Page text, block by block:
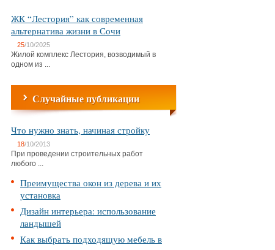
ЖК “Лестория” как современная
альтернатива жизни в Сочи
25/10/2025
Жилой комплекс Лестория, возводимый в
одном из ...
Случайные публикации
Что нужно знать, начиная стройку
18/10/2013
При проведении строительных работ
любого ...
Преимущества окон из дерева и их
установка
Дизайн интерьера: использование
ландышей
Как выбрать подходящую мебель в